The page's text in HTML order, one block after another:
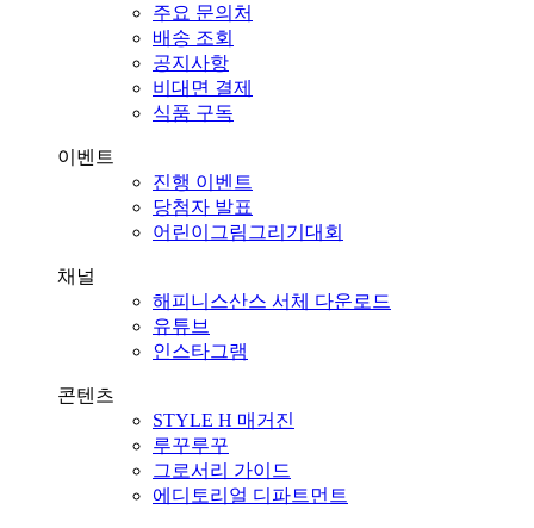
주요 문의처
배송 조회
공지사항
비대면 결제
식품 구독
이벤트
진행 이벤트
당첨자 발표
어린이그림그리기대회
채널
해피니스산스 서체 다운로드
유튜브
인스타그램
콘텐츠
STYLE H 매거진
루꾸루꾸
그로서리 가이드
에디토리얼 디파트먼트